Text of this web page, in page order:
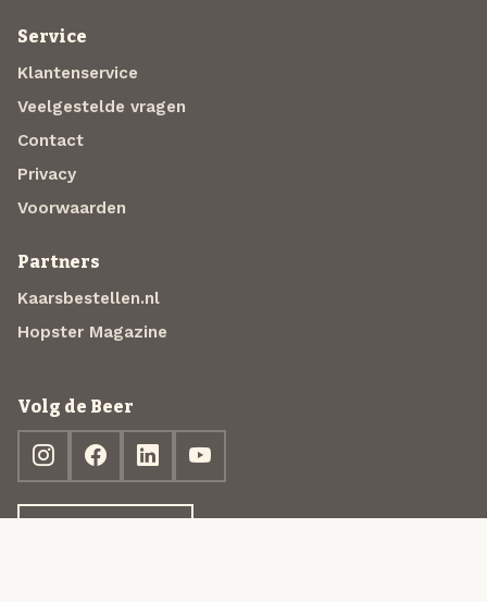
Service
Klantenservice
Veelgestelde vragen
Contact
Privacy
Voorwaarden
Partners
Kaarsbestellen.nl
Hopster Magazine
Volg de Beer